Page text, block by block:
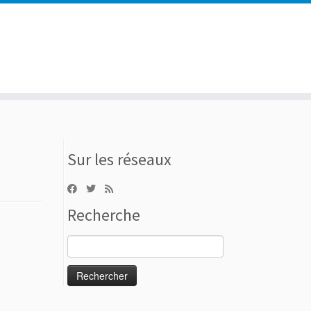
Sur les réseaux
Recherche